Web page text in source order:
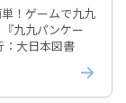
！ゲームで九九
九九パンケー
行：大日本図書